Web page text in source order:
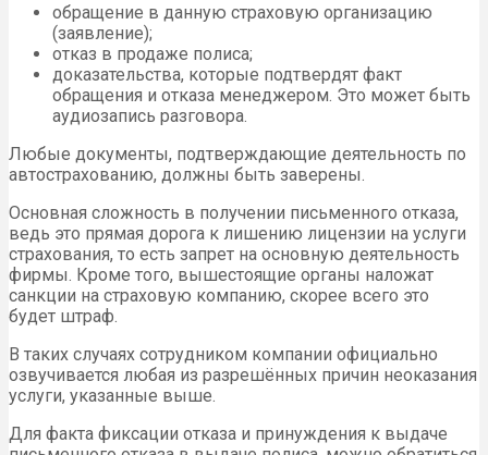
обращение в данную страховую организацию
(заявление);
отказ в продаже полиса;
доказательства, которые подтвердят факт
обращения и отказа менеджером. Это может быть
аудиозапись разговора.
Любые документы, подтверждающие деятельность по
автострахованию, должны быть заверены.
Основная сложность в получении письменного отказа,
ведь это прямая дорога к лишению лицензии на услуги
страхования, то есть запрет на основную деятельность
фирмы. Кроме того, вышестоящие органы наложат
санкции на страховую компанию, скорее всего это
будет штраф.
В таких случаях сотрудником компании официально
озвучивается любая из разрешённых причин неоказания
услуги, указанные выше.
Для факта фиксации отказа и принуждения к выдаче